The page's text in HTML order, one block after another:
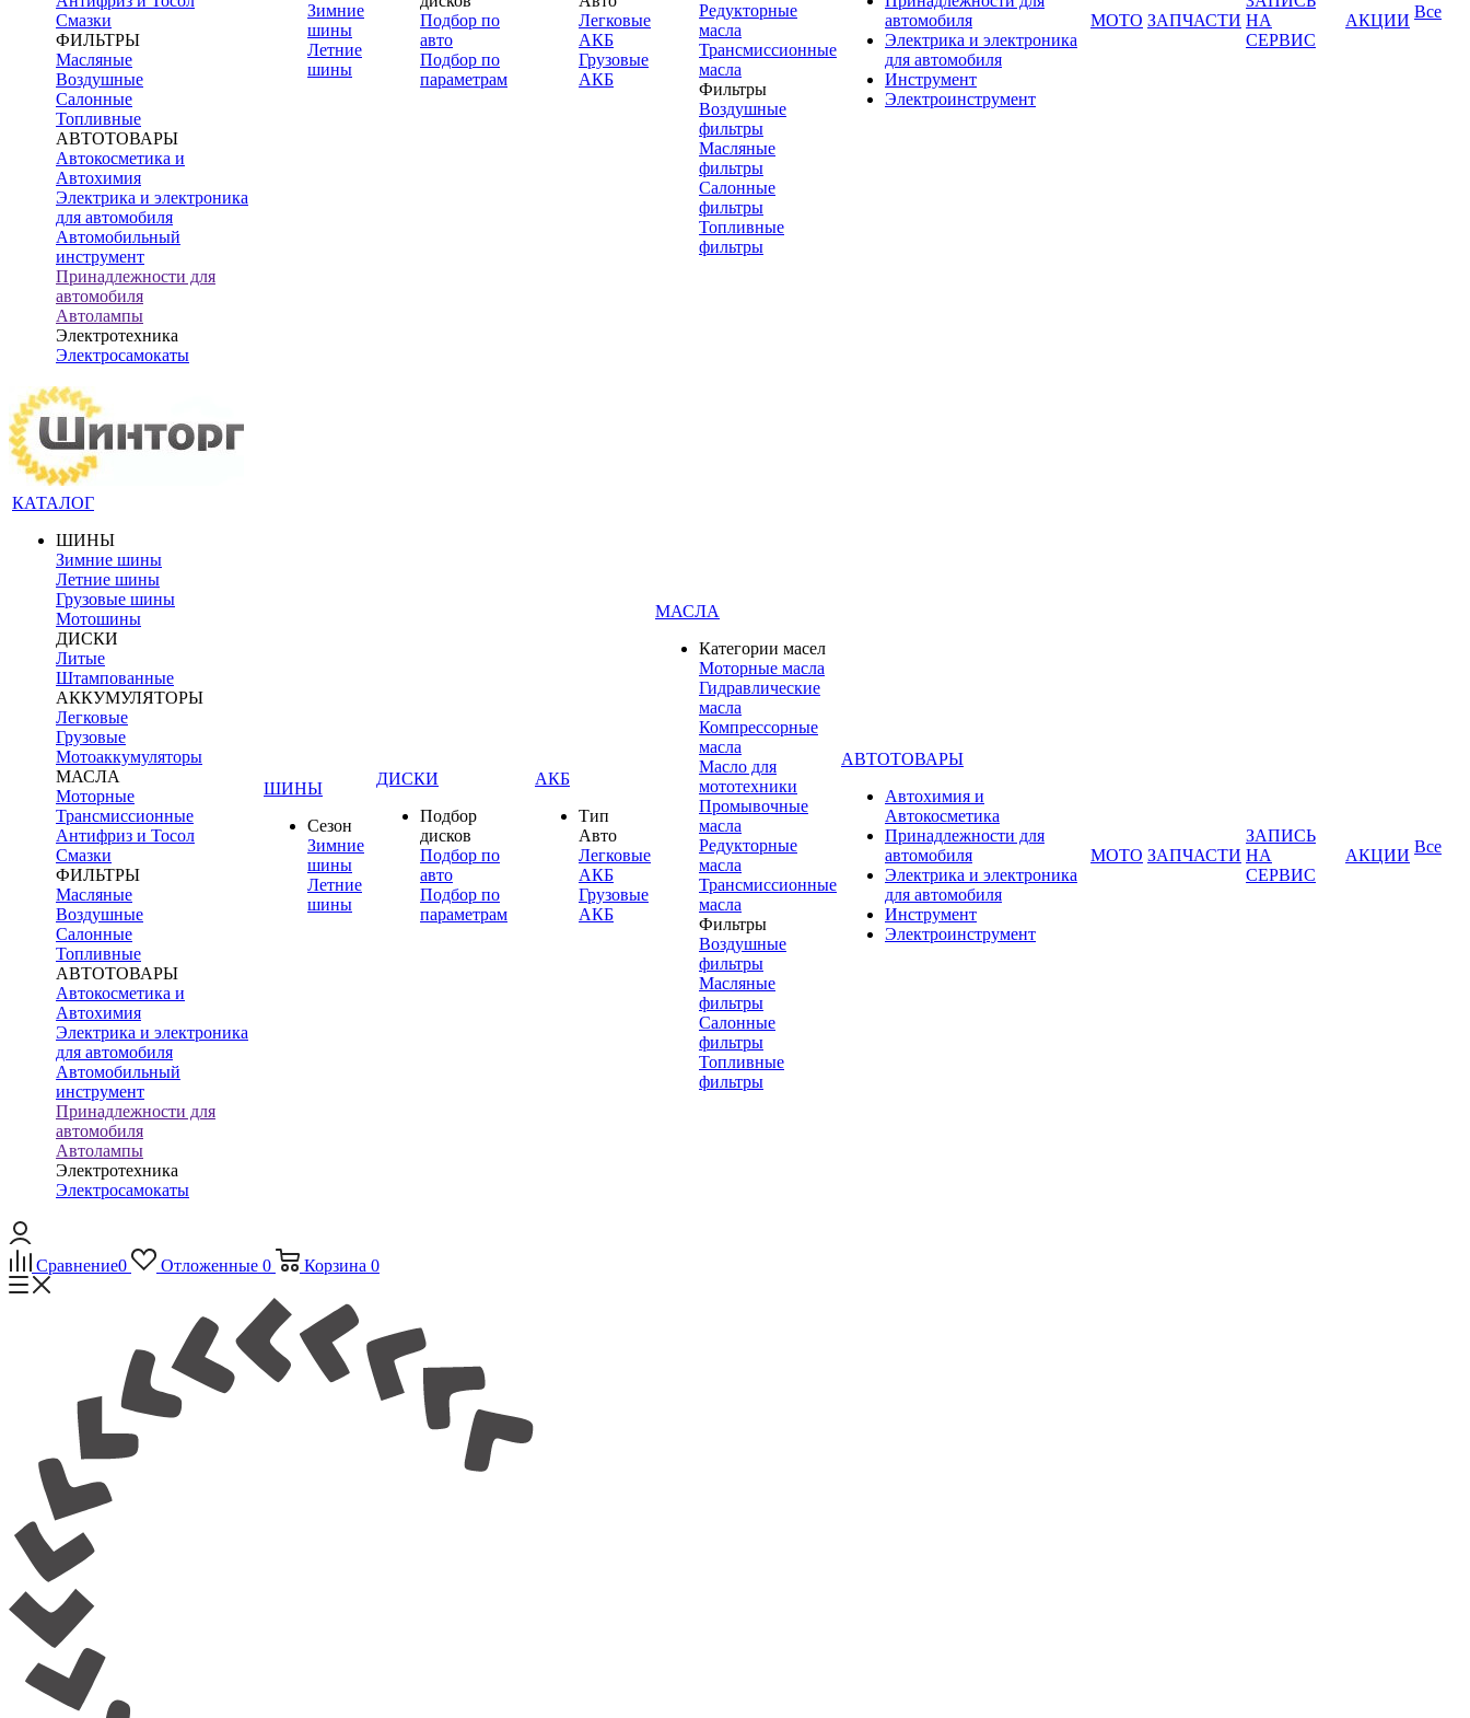
Смазки
ФИЛЬТРЫ
Масляные
Воздушные
Салонные
Топливные
АВТОТОВАРЫ
Автокосметика и
Автохимия
Электрика и электроника
для автомобиля
Автомобильный
инструмент
Принадлежности для
автомобиля
Автолампы
Электротехника
Электросамокаты
Зимние
шины
Летние
шины
Подбор по
авто
Подбор по
параметрам
Легковые
АКБ
Грузовые
АКБ
Редукторные
масла
Трансмиссионные
масла
Фильтры
Воздушные
фильтры
Масляные
фильтры
Салонные
фильтры
Топливные
фильтры
автомобиля
Электрика и электроника
для автомобиля
Инструмент
Электроинструмент
МОТО ЗАПЧАСТИ НА
СЕРВИС
АКЦИИ Все
КАТАЛОГ
ШИНЫ
Зимние шины
Летние шины
Грузовые шины
Мотошины
ДИСКИ
Литые
Штампованные
АККУМУЛЯТОРЫ
Легковые
Грузовые
Мотоаккумуляторы
МАСЛА
Моторные
Трансмиссионные
Антифриз и Тосол
Смазки
ФИЛЬТРЫ
Масляные
Воздушные
Салонные
Топливные
АВТОТОВАРЫ
Автокосметика и
Автохимия
Электрика и электроника
для автомобиля
Автомобильный
инструмент
Принадлежности для
автомобиля
Автолампы
Электротехника
Электросамокаты
ШИНЫ
Сезон
Зимние
шины
Летние
шины
ДИСКИ
Подбор
дисков
Подбор по
авто
Подбор по
параметрам
АКБ
Тип
Авто
Легковые
АКБ
Грузовые
АКБ
МАСЛА
Категории масел
Моторные масла
Гидравлические
масла
Компрессорные
масла
Масло для
мототехники
Промывочные
масла
Редукторные
масла
Трансмиссионные
масла
Фильтры
Воздушные
фильтры
Масляные
фильтры
Салонные
фильтры
Топливные
фильтры
АВТОТОВАРЫ
Автохимия и
Автокосметика
Принадлежности для
автомобиля
Электрика и электроника
для автомобиля
Инструмент
Электроинструмент
МОТО ЗАПЧАСТИ
ЗАПИСЬ
НА
СЕРВИС
АКЦИИ Все
Сравнение0 Отложенные 0 Корзина 0